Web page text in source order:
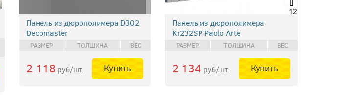
Панель из дюрополимера D302
Decomaster
РАЗМЕР ТОЛЩИНА ВЕС
2 118 руб/шт. Купить
Панель из дюрополимера
Kr232SP Paolo Arte
РАЗМЕР ТОЛЩИНА ВЕС
2 134 руб/шт. Купить